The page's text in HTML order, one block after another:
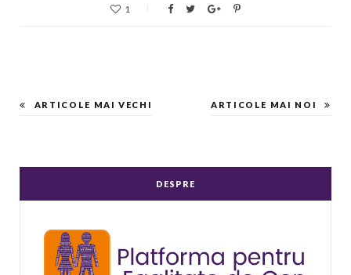
1
ARTICOLE MAI VECHI ARTICOLE MAI NOI
DESPRE